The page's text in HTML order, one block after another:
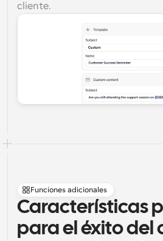
cliente.
Funciones adicionales
Características
para el éxito del